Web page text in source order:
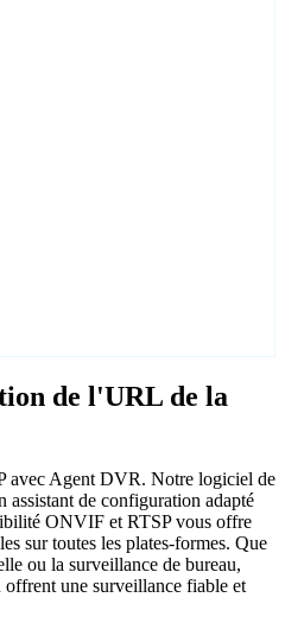
de l'URL de la
avec Agent DVR. Notre logiciel de
de configuration adapté
ONVIF et RTSP vous offre
sur toutes les plates-formes. Que
ou la surveillance de bureau,
une surveillance fiable et